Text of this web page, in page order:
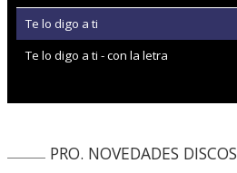
Te lo digo a ti
Te lo digo a ti - con la letra
PRO. NOVEDADES DISCOS